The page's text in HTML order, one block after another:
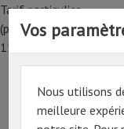
Tarif particulier,
(professionnel,
15%)
(professionnel,
Vos
Nous utilisons
meilleure